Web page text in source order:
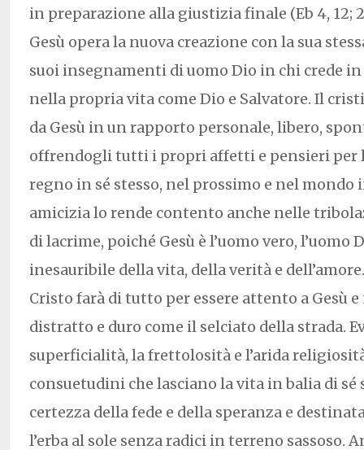
in preparazione alla giustizia finale (Eb 4, 12;
Gesù opera la nuova creazione con la sua
suoi insegnamenti di uomo Dio in chi crede in
nella propria vita come Dio e Salvatore. Il
da Gesù in un rapporto personale, libero,
offrendogli tutti i propri affetti e pensieri per
regno in sé stesso, nel prossimo e nel mondo
amicizia lo rende contento anche nelle
di lacrime, poiché Gesù è l’uomo vero, l’uomo
inesauribile della vita, della verità e
Cristo farà di tutto per essere attento a Gesù
distratto e duro come il selciato della strada.
superficialità, la frettolosità e l’arida
consuetudini che lasciano la vita in balia di sé
certezza della fede e della speranza e
l’erba al sole senza radici in terreno sassoso.